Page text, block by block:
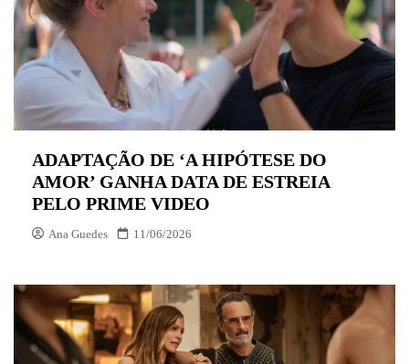
ADAPTAÇÃO DE ‘A HIPÓTESE DO
AMOR’ GANHA DATA DE ESTREIA
PELO PRIME VIDEO
Ana Guedes 11/06/2026